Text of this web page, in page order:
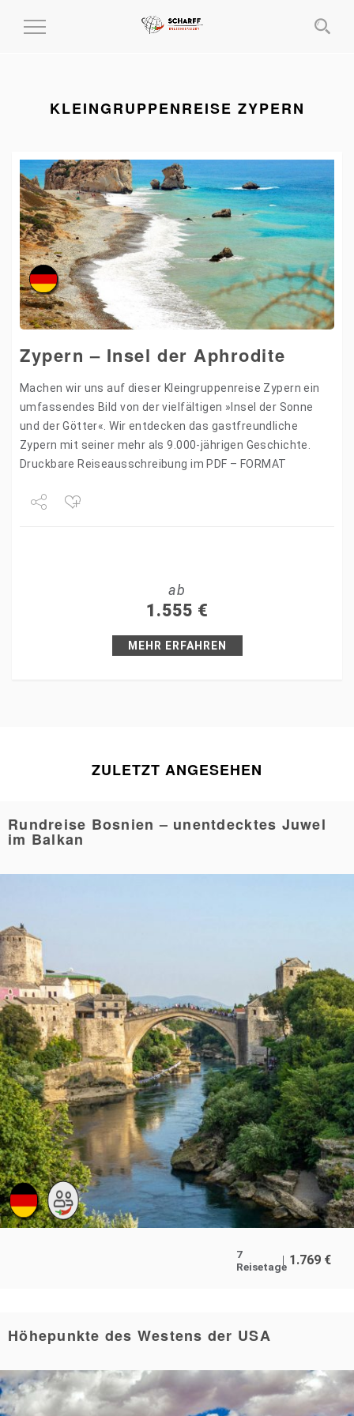
MENÜ
KLEINGRUPPENREISE ZYPERN
Zypern – Insel der Aphrodite
Machen wir uns auf dieser Kleingruppenreise Zypern ein
umfassendes Bild von der vielfältigen »Insel der Sonne
und der Götter«. Wir entdecken das gastfreundliche
Zypern mit seiner mehr als 9.000-jährigen Geschichte.
Druckbare Reiseausschreibung im PDF – FORMAT
ab
1.555 €
MEHR ERFAHREN
ZULETZT ANGESEHEN
Rundreise Bosnien – unentdecktes Juwel
im Balkan
7
Reisetage 1.769 €
Höhepunkte des Westens der USA